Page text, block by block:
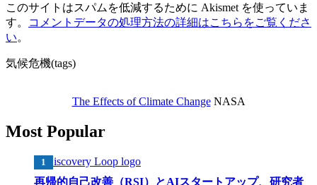
このサイトはスパムを低減するために Akismet を使っていま
す。
コメントデータの処理方法の詳細はこちらをご覧くださ
い。
気候危機(tags)
The Effects of Climate ChangeNASA
Most Popular
再帰的自己改善（RSI）とAIスタートアップ、研究者